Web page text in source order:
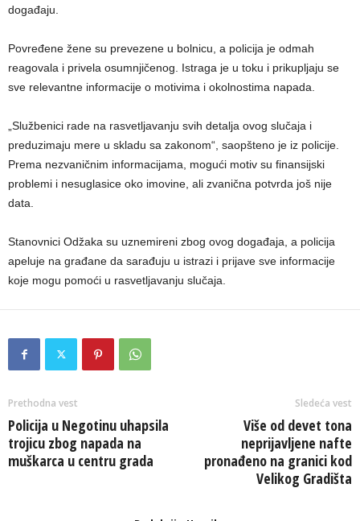
događaju.
Povređene žene su prevezene u bolnicu, a policija je odmah
reagovala i privela osumnjičenog. Istraga je u toku i prikupljaju se
sve relevantne informacije o motivima i okolnostima napada.
„Službenici rade na rasvetljavanju svih detalja ovog slučaja i
preduzimaju mere u skladu sa zakonom“, saopšteno je iz policije.
Prema nezvaničnim informacijama, mogući motiv su finansijski
problemi i nesuglasice oko imovine, ali zvanična potvrda još nije
data.
Stanovnici Odžaka su uznemireni zbog ovog događaja, a policija
apeluje na građane da sarađuju u istrazi i prijave sve informacije
koje mogu pomoći u rasvetljavanju slučaja.
Prethodna vest
Policija u Negotinu uhapsila
trojicu zbog napada na
muškarca u centru grada
Sledeća vest
Više od devet tona
neprijavljene nafte
pronađeno na granici kod
Velikog Gradišta